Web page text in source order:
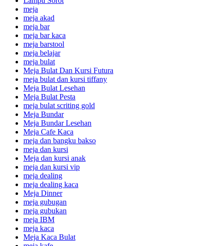
meja
meja akad
meja bar
meja bar kaca
meja barstool
meja belajar
meja bulat
Meja Bulat Dan Kursi Futura
meja bulat dan kursi tiffany
Meja Bulat Lesehan
Meja Bulat Pesta
meja bulat scriting gold
Meja Bundar
Meja Bundar Lesehan
Meja Cafe Kaca
meja dan bangku bakso
meja dan kursi
Meja dan kursi anak
meja dan kursi vip
meja dealing
meja dealing kaca
Meja Dinner
meja gubugan
meja gubukan
meja IBM
meja kaca
Meja Kaca Bulat